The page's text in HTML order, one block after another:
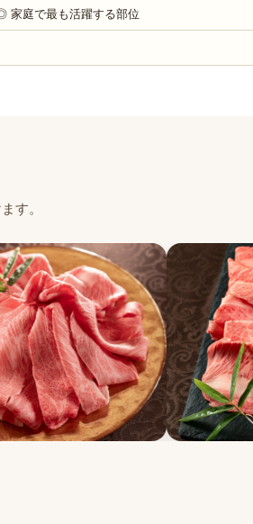
家庭で最も活躍する部位
す。